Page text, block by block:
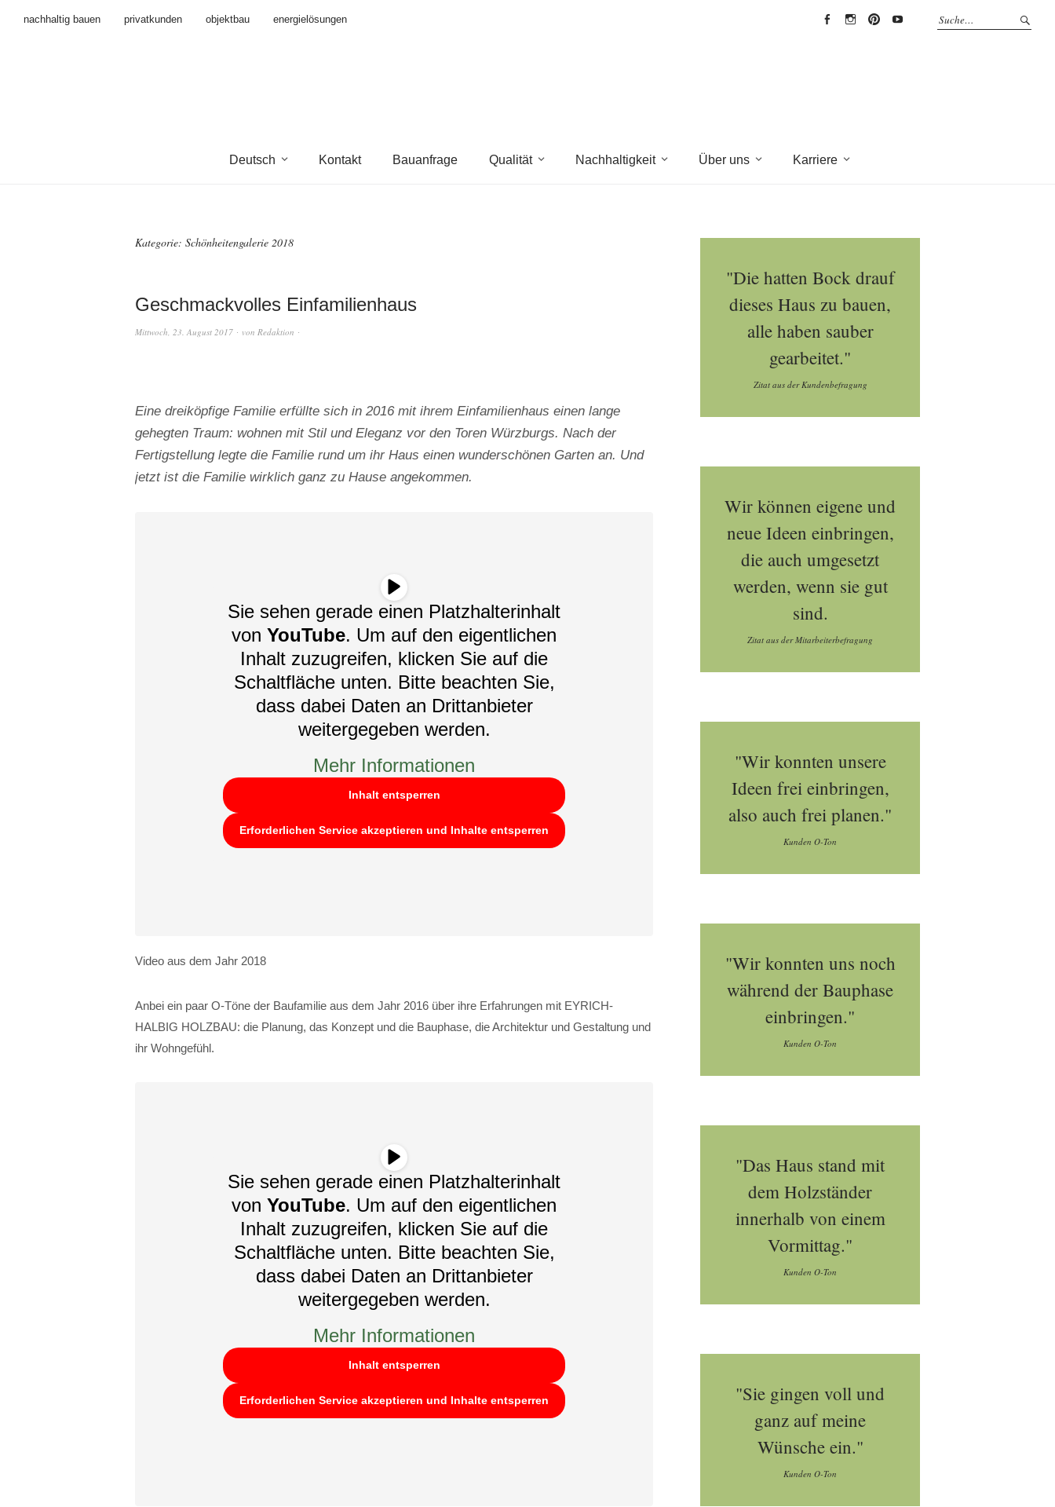
nachhaltig bauen privatkunden objektbau
energielösungen
Deutsch Kontakt Bauanfrage Qualität Nachhaltigkeit Über uns Karriere
Kategorie: Schönheitengalerie 2018
Geschmackvolles Einfamilienhaus
Mittwoch, 23. August 2017 von Redaktion
Eine dreiköpfige Familie erfüllte sich in 2016 mit ihrem Einfamilienhaus einen lange
gehegten Traum: wohnen mit Stil und Eleganz vor den Toren Würzburgs. Nach der
Fertigstellung legte die Familie rund um ihr Haus einen wunderschönen Garten an. Und
jetzt ist die Familie wirklich ganz zu Hause angekommen.
Sie sehen gerade einen Platzhalterinhalt
von YouTube. Um auf den eigentlichen
Inhalt zuzugreifen, klicken Sie auf die
Schaltfläche unten. Bitte beachten Sie,
dass dabei Daten an Drittanbieter
weitergegeben werden.
Mehr Informationen
Inhalt entsperren
Erforderlichen Service akzeptieren und Inhalte entsperren
Video aus dem Jahr 2018
Anbei ein paar O-Töne der Baufamilie aus dem Jahr 2016 über ihre Erfahrungen mit EYRICH-
HALBIG HOLZBAU: die Planung, das Konzept und die Bauphase, die Architektur und Gestaltung und
ihr Wohngefühl.
Sie sehen gerade einen Platzhalterinhalt
von YouTube. Um auf den eigentlichen
Inhalt zuzugreifen, klicken Sie auf die
Schaltfläche unten. Bitte beachten Sie,
dass dabei Daten an Drittanbieter
weitergegeben werden.
Mehr Informationen
Inhalt entsperren
Erforderlichen Service akzeptieren und Inhalte entsperren
"Die hatten Bock drauf
dieses Haus zu bauen,
alle haben sauber
gearbeitet."
Zitat aus der Kundenbefragung
Wir können eigene und
neue Ideen einbringen,
die auch umgesetzt
werden, wenn sie gut
sind.
Zitat aus der Mitarbeiterbefragung
"Wir konnten unsere
Ideen frei einbringen,
also auch frei planen."
Kunden O-Ton
"Wir konnten uns noch
während der Bauphase
einbringen."
Kunden O-Ton
"Das Haus stand mit
dem Holzständer
innerhalb von einem
Vormittag."
Kunden O-Ton
"Sie gingen voll und
ganz auf meine
Wünsche ein."
Kunden O-Ton